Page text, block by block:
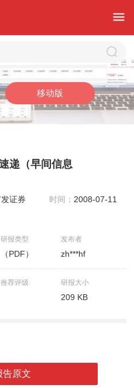
递（早间信息
发证券 时间： 2008-07-11
研报类型
（PDF）
发布者
zh***hf
推荐评级 研报大小
209 KB
告原文